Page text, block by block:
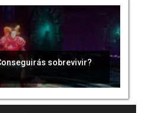
sobrevivir?